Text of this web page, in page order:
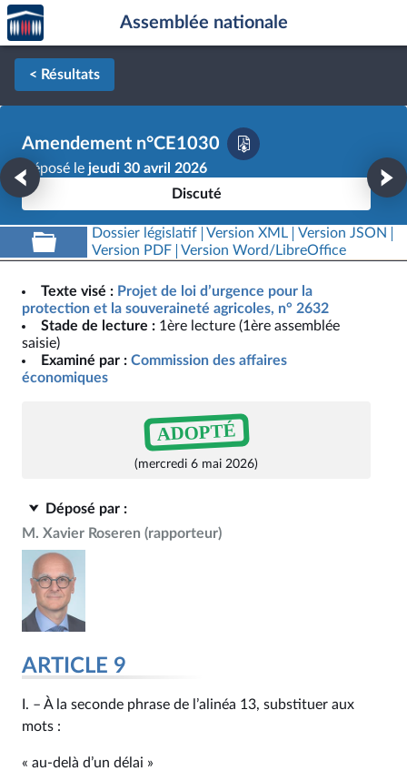
Aller au contenu
Aller en bas de la page
Accèder
à la
page
d'accueil
Assemblée nationale
< Résultats
Amendement n°CE1030
Déposé le jeudi 30 avril 2026
Discuté
Dossier législatif Version XML
Version JSON
Version PDF
Version Word/LibreOffice
Texte visé : Projet de loi d’urgence pour la
protection et la souveraineté agricoles, n° 2632
Stade de lecture : 1ère lecture (1ère assemblée
saisie)
Examiné par : Commission des affaires
économiques
ADOPTÉ
(mercredi 6 mai 2026)
Déposé par :
M. Xavier Roseren (rapporteur)
ARTICLE 9
I. – À la seconde phrase de l’alinéa 13, substituer aux
mots :
« au-delà d’un délai »